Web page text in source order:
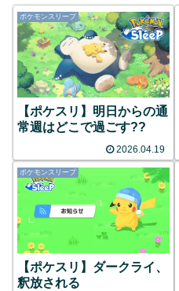
ポケモンスリープ
【ポケスリ】明日からの通
常週はどこで過ごす??
2026.04.19
ポケモンスリープ
【ポケスリ】ダークライ、
釈放される